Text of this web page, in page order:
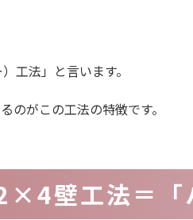
工法」と言います。
のがこの工法の特徴です。
壁工法＝「